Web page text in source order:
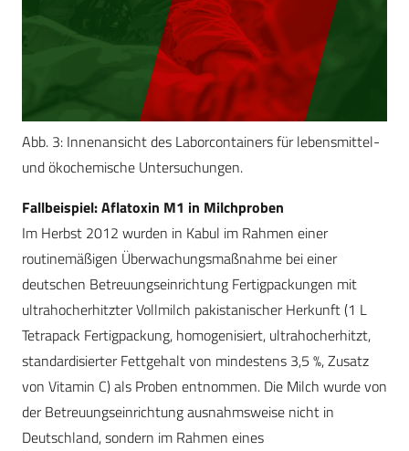
Abb. 3: Innenansicht des Laborcontainers für lebensmittel-
und ökochemische Untersuchungen.
Fallbeispiel: Aflatoxin M1 in Milchproben
Im Herbst 2012 wurden in Kabul im Rahmen einer
routinemäßigen Überwachungsmaßnahme bei einer
deutschen Betreuungseinrichtung Fertigpackungen mit
ultrahocherhitzter Vollmilch pakistanischer Herkunft (1 L
Tetrapack Fertigpackung, homogenisiert, ultrahocherhitzt,
standardisierter Fettgehalt von mindestens 3,5 %, Zusatz
von Vitamin C) als Proben entnommen. Die Milch wurde von
der Betreuungseinrichtung ausnahmsweise nicht in
Deutschland, sondern im Rahmen eines